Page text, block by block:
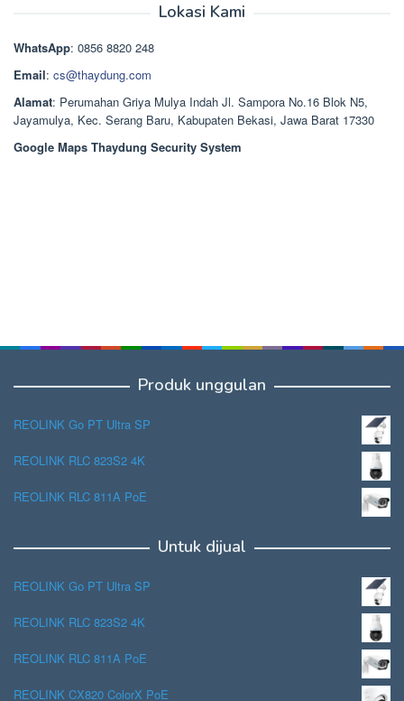
Rp1.378.000.
Lokasi Kami
WhatsApp: 0856 8820 248
Email: cs@thaydung.com
Alamat: Perumahan Griya Mulya Indah Jl. Sampora No.16 Blok N5,
Jayamulya, Kec. Serang Baru, Kabupaten Bekasi, Jawa Barat 17330
Google Maps Thaydung Security System
Produk unggulan
REOLINK Go PT Ultra SP
REOLINK RLC 823S2 4K
REOLINK RLC 811A PoE
Untuk dijual
REOLINK Go PT Ultra SP
REOLINK RLC 823S2 4K
REOLINK RLC 811A PoE
REOLINK CX820 ColorX PoE